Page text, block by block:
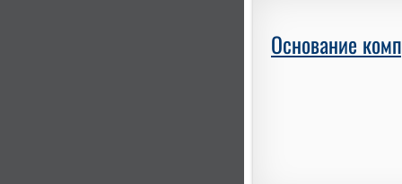
Основание